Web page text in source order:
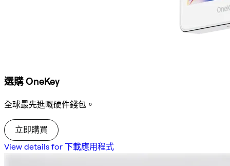
選購 OneKey
全球最先進嘅硬件錢包。
立即購買
View details for 下載應用程式